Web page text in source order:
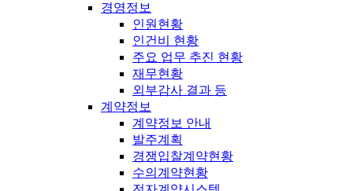
경영정보
인원현황
인건비 현황
주요 업무 추진 현황
재무현황
외부감사 결과 등
계약정보
계약정보 안내
발주계획
경쟁입찰계약현황
수의계약현황